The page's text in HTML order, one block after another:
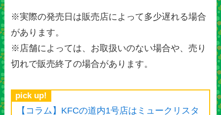
※実際の発売日は販売店によって多少遅れる場合
があります。
※店舗によっては、お取扱いのない場合や、売り
切れで販売終了の場合があります。
pick up!
【コラム】KFCの道内1号店はミュークリスタ